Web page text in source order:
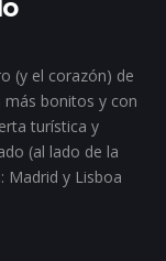
(y el corazón) de
más bonitos y con
turística y
(al lado de la
Madrid y Lisboa